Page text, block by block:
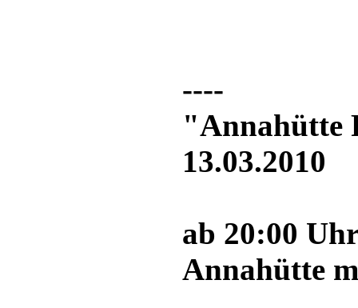
----
"Annahütte
13.03.2010
ab 20:00
Annahütte